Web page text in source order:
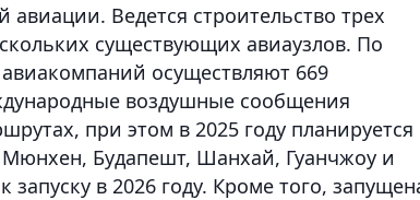
авиации. Ведется строительство трех
существующих авиаузлов. По
осуществляют 669
воздушные сообщения
при этом в 2025 году планируется
Будапешт, Шанхай, Гуанчжоу и
в 2026 году. Кроме того,